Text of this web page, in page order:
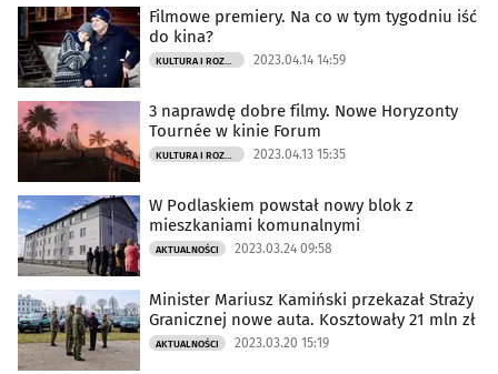
Filmowe premiery. Na co w tym tygodniu iść
do kina?
KULTURA I ROZRYWKA 2023.04.14 14:59
3 naprawdę dobre filmy. Nowe Horyzonty
Tournée w kinie Forum
KULTURA I ROZRYWKA 2023.04.13 15:35
W Podlaskiem powstał nowy blok z
mieszkaniami komunalnymi
AKTUALNOŚCI 2023.03.24 09:58
Minister Mariusz Kamiński przekazał Straży
Granicznej nowe auta. Kosztowały 21 mln zł
AKTUALNOŚCI 2023.03.20 15:19